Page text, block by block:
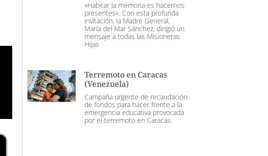
«Habitar la memoria es hacernos
presentes». Con esta profunda
invitación, la Madre General,
María del Mar Sánchez, dirigió un
mensaje a todas las Misioneras
Hijas
Terremoto en Caracas
(Venezuela)
Campaña urgente de recaudación
de fondos para hacer frente a la
emergencia educativa provocada
por el terremoto en Caracas.